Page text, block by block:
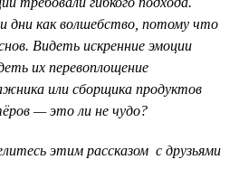
дни как волшебство, потому что
Видеть искренние эмоции
их перевоплощение
или сборщика продуктов
— это ли не чудо?
этим рассказом с друзьями